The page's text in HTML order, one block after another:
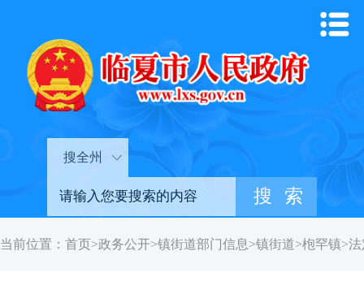
搜全州
当前位置： 首页>政务公开>镇街道部门信息>镇街道>枹罕镇>法